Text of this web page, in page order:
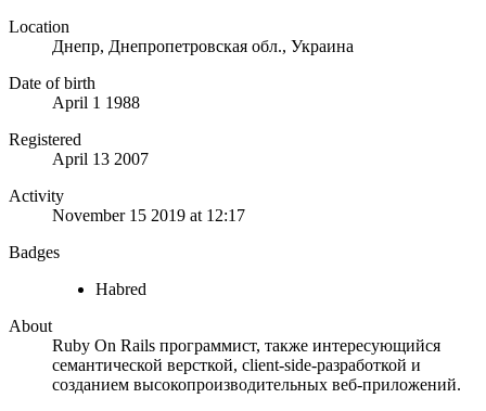
Location
Днепр, Днепропетровская обл., Украина
Date of birth
April 1 1988
Registered
April 13 2007
Activity
November 15 2019 at 12:17
Badges
Habred
About
Ruby On Rails программист, также интересующийся
семантической версткой, client-side-разработкой и
созданием высокопроизводительных веб-приложений.